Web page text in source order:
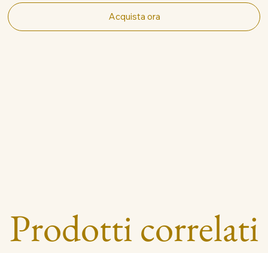
Acquista ora
Prodotti correlati